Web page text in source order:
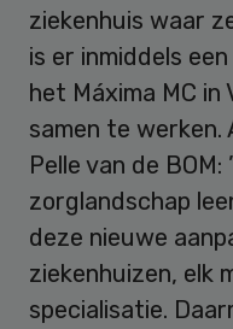
ziekenhuis waar
is er inmiddels
het Máxima MC in
samen te
Pelle van de
zorglandschap
deze nieuwe
ziekenhuizen, elk
specialisatie.